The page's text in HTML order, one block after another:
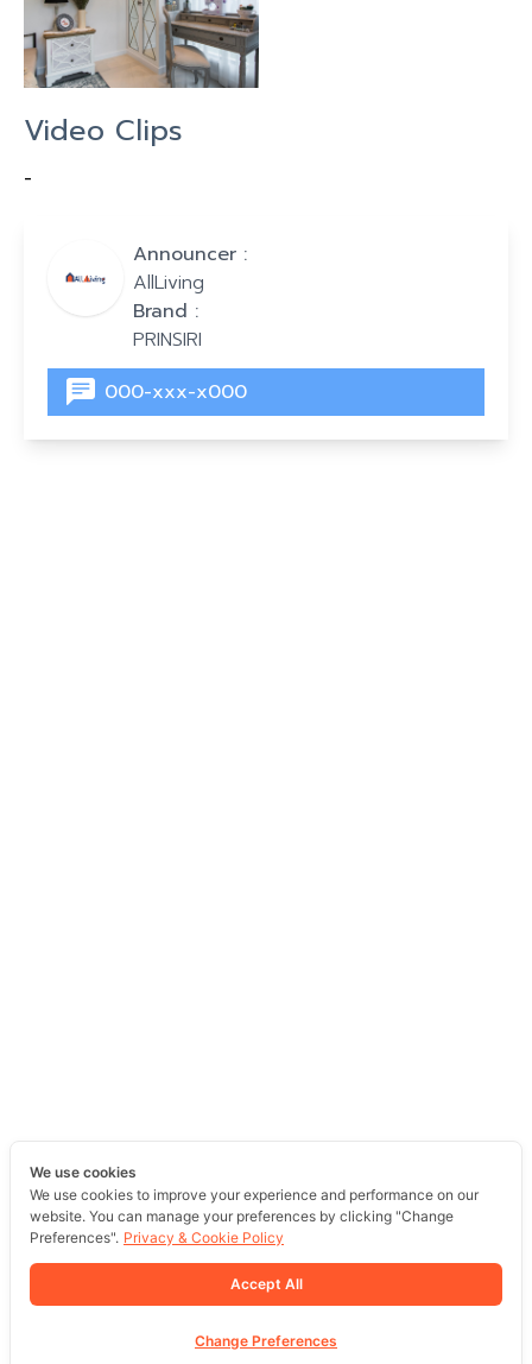
Video Clips
-
Announcer :
AllLiving
Brand :
PRINSIRI
000-xxx-x000
We use cookies
We use cookies to improve your experience and performance on our
website. You can manage your preferences by clicking "Change
Preferences". Privacy & Cookie Policy
Accept All
Change Preferences